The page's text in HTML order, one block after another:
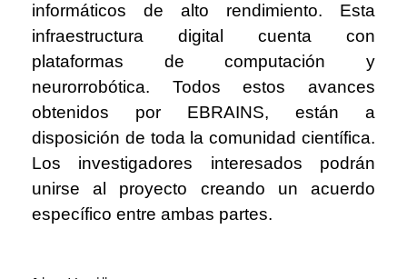
informáticos de alto rendimiento. Esta
infraestructura digital cuenta con
plataformas de computación y
neurorrobótica. Todos estos avances
obtenidos por EBRAINS, están a
disposición de toda la comunidad científica.
Los investigadores interesados podrán
unirse al proyecto creando un acuerdo
específico entre ambas partes.